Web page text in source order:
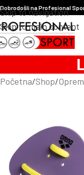
Skip to navigation
Skip to main content
Dobrodošli na Profesional
Početna Shop